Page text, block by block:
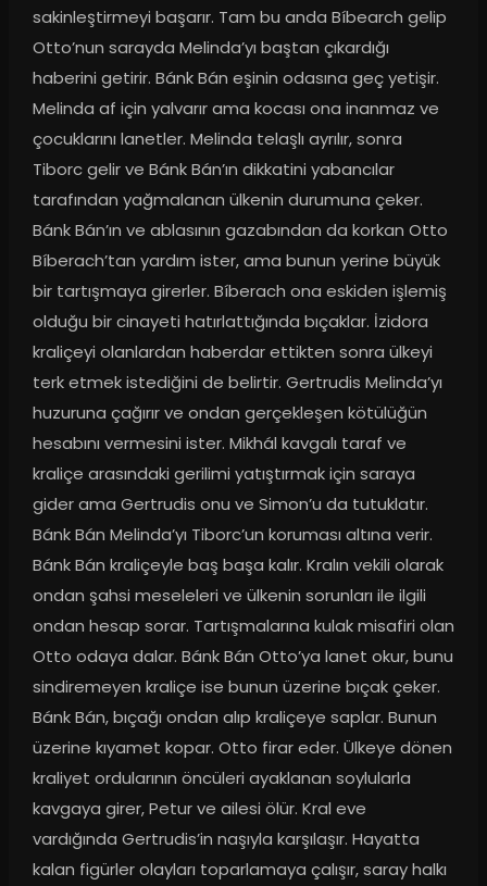
sakinleştirmeyi başarır. Tam bu anda Bíbearch gelip
Otto’nun sarayda Melinda’yı baştan çıkardığı
haberini getirir. Bánk Bán eşinin odasına geç yetişir.
Melinda af için yalvarır ama kocası ona inanmaz ve
çocuklarını lanetler. Melinda telaşlı ayrılır, sonra
Tiborc gelir ve Bánk Bán’ın dikkatini yabancılar
tarafından yağmalanan ülkenin durumuna çeker.
Bánk Bán’ın ve ablasının gazabından da korkan Otto
Bíberach’tan yardım ister, ama bunun yerine büyük
bir tartışmaya girerler. Bíberach ona eskiden işlemiş
olduğu bir cinayeti hatırlattığında bıçaklar. İzidora
kraliçeyi olanlardan haberdar ettikten sonra ülkeyi
terk etmek istediğini de belirtir. Gertrudis Melinda’yı
huzuruna çağırır ve ondan gerçekleşen kötülüğün
hesabını vermesini ister. Mikhál kavgalı taraf ve
kraliçe arasındaki gerilimi yatıştırmak için saraya
gider ama Gertrudis onu ve Simon’u da tutuklatır.
Bánk Bán Melinda’yı Tiborc’un koruması altına verir.
Bánk Bán kraliçeyle baş başa kalır. Kralın vekili olarak
ondan şahsi meseleleri ve ülkenin sorunları ile ilgili
ondan hesap sorar. Tartışmalarına kulak misafiri olan
Otto odaya dalar. Bánk Bán Otto’ya lanet okur, bunu
sindiremeyen kraliçe ise bunun üzerine bıçak çeker.
Bánk Bán, bıçağı ondan alıp kraliçeye saplar. Bunun
üzerine kıyamet kopar. Otto firar eder. Ülkeye dönen
kraliyet ordularının öncüleri ayaklanan soylularla
kavgaya girer, Petur ve ailesi ölür. Kral eve
vardığında Gertrudis’in naşıyla karşılaşır. Hayatta
kalan figürler olayları toparlamaya çalışır, saray halkı